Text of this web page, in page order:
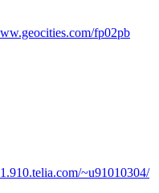
fp02pb
~u91010304/